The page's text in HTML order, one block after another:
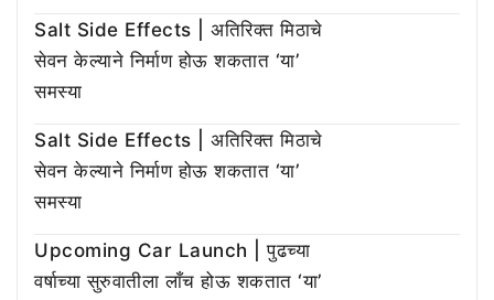
Salt Side Effects | अतिरिक्त मिठाचे
सेवन केल्याने निर्माण होऊ शकतात ‘या’
समस्या
Salt Side Effects | अतिरिक्त मिठाचे
सेवन केल्याने निर्माण होऊ शकतात ‘या’
समस्या
Upcoming Car Launch | पुढच्या
वर्षाच्या सुरुवातीला लाँच होऊ शकतात ‘या’